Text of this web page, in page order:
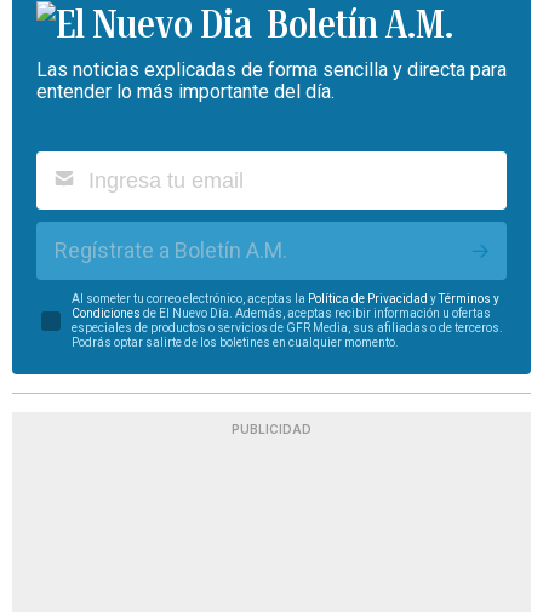
Boletín A.M.
Las noticias explicadas de forma sencilla y directa para
entender lo más importante del día.
Regístrate a Boletín A.M.
Al someter tu correo electrónico, aceptas la Política de Privacidad yTérminos y
Condiciones de El Nuevo Día. Además, aceptas recibir información u ofertas
especiales de productos o servicios de GFR Media, sus afiliadas o de terceros.
Podrás optar salirte de los boletines en cualquier momento.
PUBLICIDAD